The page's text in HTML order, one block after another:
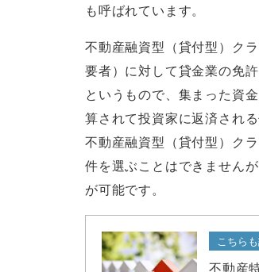
も呼ばれています。
不動産融資型（貸付型）ク
要者）に対して貸金業の免
というもので、集まった資
算されて投資家に返済される
不動産融資型（貸付型）ク
件を選ぶことはできません
が可能です。
こちら
不動産